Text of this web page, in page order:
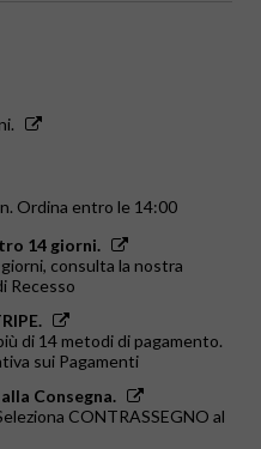
Ordina entro le 14:00
14 giorni.
consulta la nostra
Recesso
di 14 metodi di pagamento.
sui Pagamenti
Consegna.
CONTRASSEGNO al